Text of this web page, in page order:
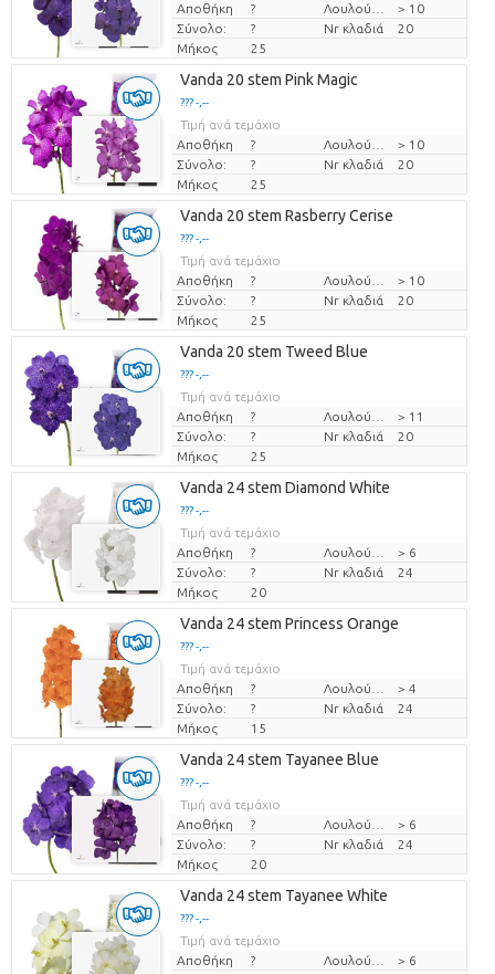
Αποθήκη
?
> 10
Σύνολο:
? Nr κλαδιά
20
Μήκος
25
Vanda 20 stem Pink Magic
??? -,--
Τιμή ανά τεμάχιο
Αποθήκη
?
> 10
Σύνολο:
? Nr κλαδιά
20
Μήκος
25
Vanda 20 stem Rasberry Cerise
??? -,--
Τιμή ανά τεμάχιο
Αποθήκη
?
> 10
Σύνολο:
? Nr κλαδιά
20
Μήκος
25
Vanda 20 stem Tweed Blue
??? -,--
Τιμή ανά τεμάχιο
Αποθήκη
?
> 11
Σύνολο:
? Nr κλαδιά
20
Μήκος
25
Vanda 24 stem Diamond White
??? -,--
Τιμή ανά τεμάχιο
Αποθήκη
?
> 6
Σύνολο:
? Nr κλαδιά
24
Μήκος
20
Vanda 24 stem Princess Orange
??? -,--
Τιμή ανά τεμάχιο
Αποθήκη
?
> 4
Σύνολο:
? Nr κλαδιά
24
Μήκος
15
Vanda 24 stem Tayanee Blue
??? -,--
Τιμή ανά τεμάχιο
Αποθήκη
?
> 6
Σύνολο:
? Nr κλαδιά
24
Μήκος
20
Vanda 24 stem Tayanee White
??? -,--
Τιμή ανά τεμάχιο
Αποθήκη
?
> 6